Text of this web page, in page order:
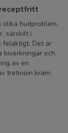
hudproblem,
särskilt i
felaktigt. Det är
biverkningar och
av en
tretinoin kräm: